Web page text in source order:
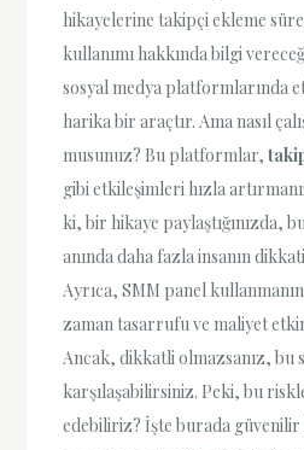
hikayelerine takipçi ekleme
kullanımı hakkında bilgi
sosyal medya platformlarında
harika bir araçtır. Ama nasıl
musunuz? Bu platformlar,
gibi etkileşimleri hızla
ki, bir hikaye paylaştığınızda,
anında daha fazla insanın
Ayrıca, SMM panel
zaman tasarrufu ve maliyet
Ancak, dikkatli olmazsanız, bu
karşılaşabilirsiniz. Peki, bu
edebiliriz? İşte burada güvenilir